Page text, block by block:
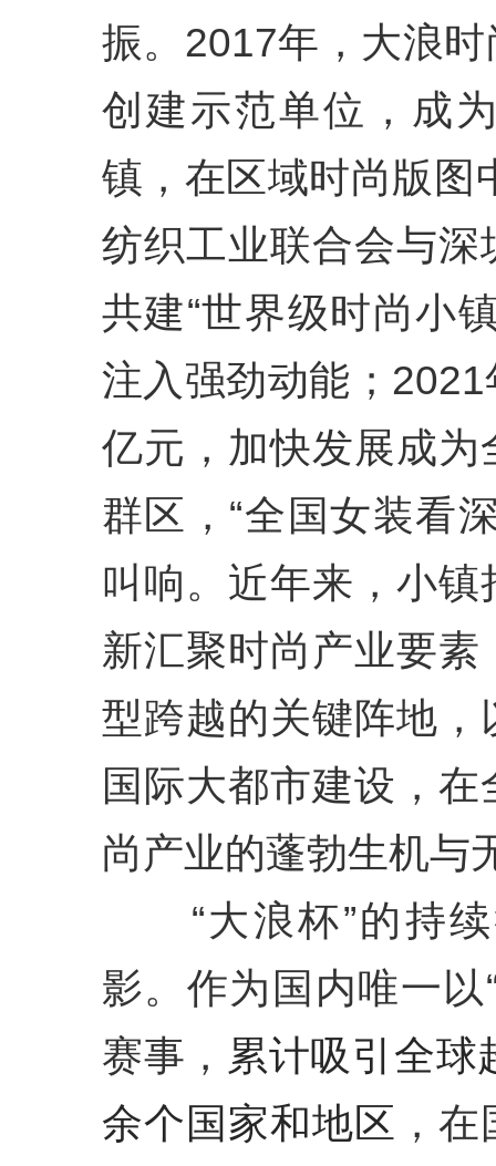
振。2017年，大浪
创建示范单位，成
镇，在区域时尚版图
纺织工业联合会与
共建“世界级时尚小
注入强劲动能；
亿元，加快发展成
群区，“全国女装看
叫响。近年来，小
新汇聚时尚产业要
型跨越的关键阵地
国际大都市建设，
尚产业的蓬勃生机与
“大浪杯”的持续
影。作为国内唯一以
赛事， 累计吸引全球
余个国家和地区 ，